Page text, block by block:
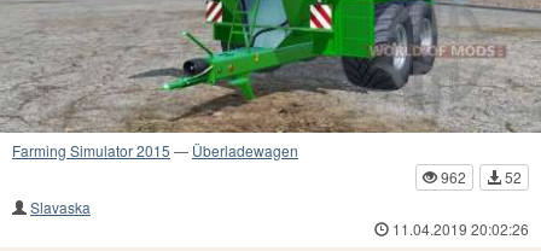
Farming Simulator 2015 — Überladewagen
962
52
Slavaska
11.04.2019 20:02:26